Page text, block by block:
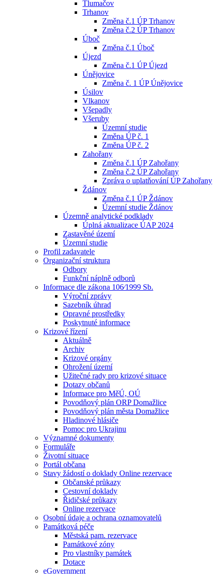
Tlumačov
Trhanov
Změna č.1 ÚP Trhanov
Změna č.2 ÚP Trhanov
Úboč
Změna č.1 Úboč
Újezd
Změna č.1 ÚP Újezd
Únějovice
Změna č. 1 ÚP Únějovice
Úsilov
Vlkanov
Všepadly
Všeruby
Územní studie
Změna ÚP č. 1
Změna ÚP č. 2
Zahořany
Změna č.1 ÚP Zahořany
Změna č.2 ÚP Zahořany
Zpráva o uplatňování ÚP Zahořany
Ždánov
Změna č.1 ÚP Ždánov
Územní studie Ždánov
Územně analytické podklady
Úplná aktualizace ÚAP 2024
Zastavěné území
Územní studie
Profil zadavatele
Organizační struktura
Odbory
Funkční náplně odborů
Informace dle zákona 106⁄1999 Sb.
Výroční zprávy
Sazebník úhrad
Opravné prostředky
Poskytnuté informace
Krizové řízení
Aktuálně
Archiv
Krizové orgány
Ohrožení území
Užitečné rady pro krizové situace
Dotazy občanů
Informace pro MěÚ, OÚ
Povodňový plán ORP Domažlice
Povodňový plán města Domažlice
Hladinové hlásiče
Pomoc pro Ukrajinu
Významné dokumenty
Formuláře
Životní situace
Portál občana
Stavy žádostí o doklady Online rezervace
Občanské průkazy
Cestovní doklady
Řidičské průkazy
Online rezervace
Osobní údaje a ochrana oznamovatelů
Památková péče
Městská pam. rezervace
Památkové zóny
Pro vlastníky památek
Dotace
eGovernment